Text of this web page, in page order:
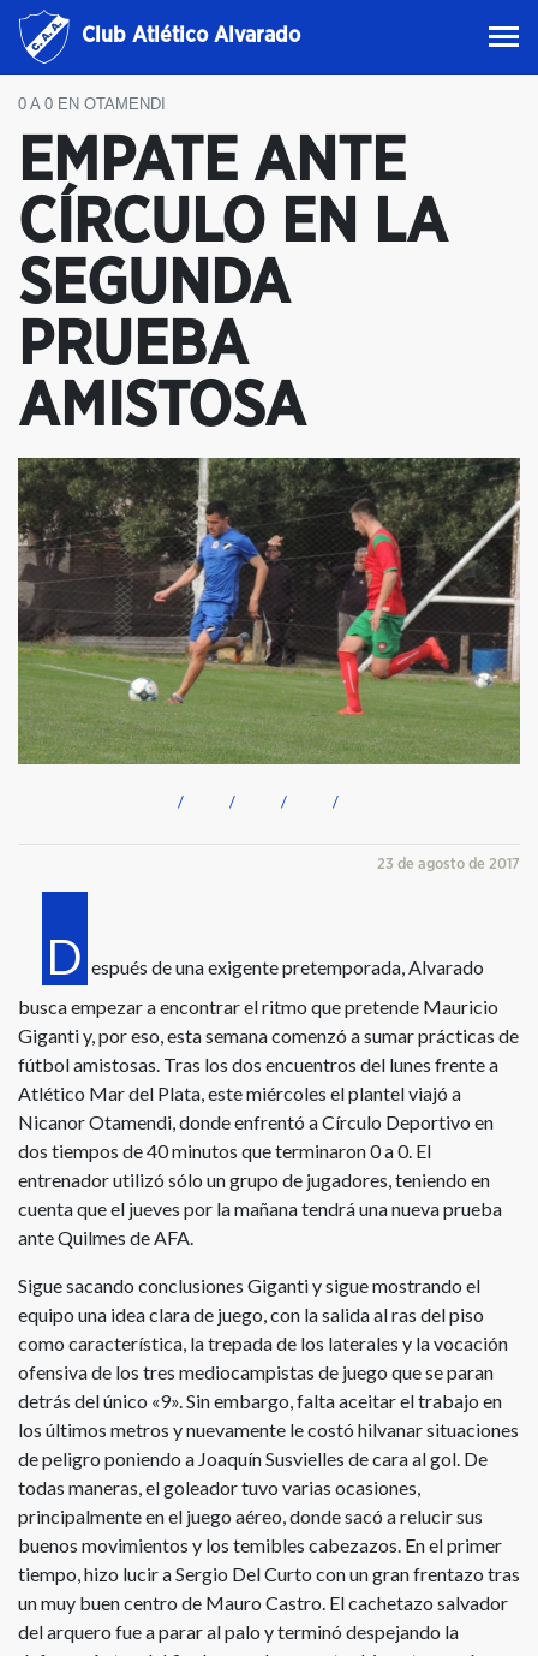
Club Atlético Alvarado
0 A 0 EN OTAMENDI
EMPATE ANTE
CÍRCULO EN LA
SEGUNDA
PRUEBA
AMISTOSA
23 de agosto de 2017
D espués de una exigente pretemporada, Alvarado
busca empezar a encontrar el ritmo que pretende Mauricio
Giganti y, por eso, esta semana comenzó a sumar prácticas de
fútbol amistosas. Tras los dos encuentros del lunes frente a
Atlético Mar del Plata, este miércoles el plantel viajó a
Nicanor Otamendi, donde enfrentó a Círculo Deportivo en
dos tiempos de 40 minutos que terminaron 0 a 0. El
entrenador utilizó sólo un grupo de jugadores, teniendo en
cuenta que el jueves por la mañana tendrá una nueva prueba
ante Quilmes de AFA.
Sigue sacando conclusiones Giganti y sigue mostrando el
equipo una idea clara de juego, con la salida al ras del piso
como característica, la trepada de los laterales y la vocación
ofensiva de los tres mediocampistas de juego que se paran
detrás del único «9». Sin embargo, falta aceitar el trabajo en
los últimos metros y nuevamente le costó hilvanar situaciones
de peligro poniendo a Joaquín Susvielles de cara al gol. De
todas maneras, el goleador tuvo varias ocasiones,
principalmente en el juego aéreo, donde sacó a relucir sus
buenos movimientos y los temibles cabezazos. En el primer
tiempo, hizo lucir a Sergio Del Curto con un gran frentazo tras
un muy buen centro de Mauro Castro. El cachetazo salvador
del arquero fue a parar al palo y terminó despejando la